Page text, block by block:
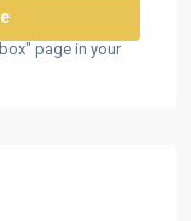
page in your